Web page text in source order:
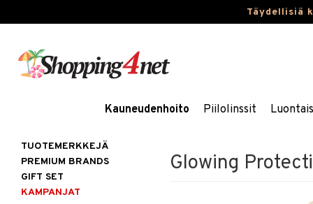
Täydellisiä
Kauneudenhoito Piilolinssit
Glowing
TUOTEMERKKEJÄ
PREMIUM BRANDS
GIFT SET
KAMPANJAT